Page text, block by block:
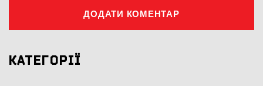
ДОДАТИ КОМЕНТАР
КАТЕГОРІЇ